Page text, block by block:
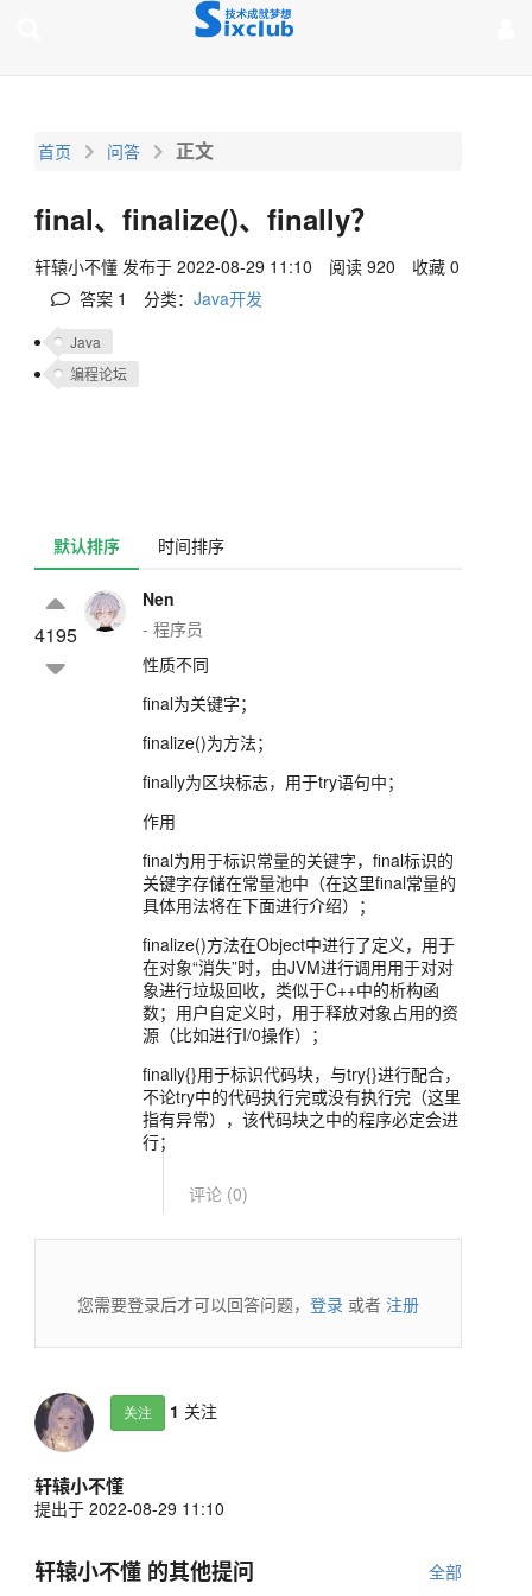
首页 问答 正文
final、finalize()、finally？
轩辕小不懂 发布于 2022-08-29 11:10 阅读 920
收藏 0
答案 1 分类：Java开发
Java
编程论坛
默认排序 时间排序
4195
Nen
- 程序员
性质不同
final为关键字；
finalize()为方法；
finally为区块标志，用于try语句中；
作用
final为用于标识常量的关键字，final标识的
关键字存储在常量池中（在这里final常量的
具体用法将在下面进行介绍）；
finalize()方法在Object中进行了定义，用于
在对象“消失”时，由JVM进行调用用于对对
象进行垃圾回收，类似于C++中的析构函
数；用户自定义时，用于释放对象占用的资
源（比如进行I/0操作）；
finally{}用于标识代码块，与try{}进行配合，
不论try中的代码执行完或没有执行完（这里
指有异常），该代码块之中的程序必定会进
行；
评论 (0)
您需要登录后才可以回答问题， 登录 或者 注册
关注 1 关注
轩辕小不懂
提出于 2022-08-29 11:10
全部
轩辕小不懂 的其他提问